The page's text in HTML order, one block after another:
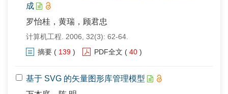
成
罗怡桂，黄瑞，顾君忠
计算机工程. 2006, 32(3): 62-64.
摘要 ( 139 ) PDF全文 ( 40 )
基于 SVG 的矢量图形库管理模型